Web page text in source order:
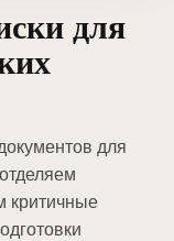
для
для
критичные